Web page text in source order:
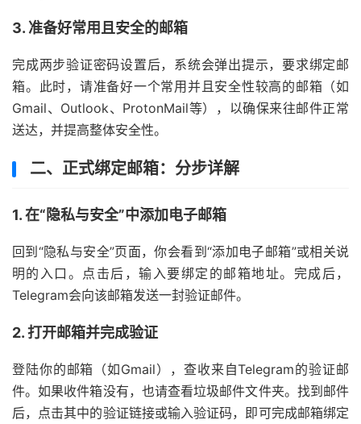
3. 准备好常用且安全的邮箱
完成两步验证密码设置后，系统会弹出提示，要求绑定邮
箱。此时，请准备好一个常用并且安全性较高的邮箱（如
Gmail、Outlook、ProtonMail等），以确保来往邮件正常
送达，并提高整体安全性。
二、正式绑定邮箱：分步详解
1. 在“隐私与安全”中添加电子邮箱
回到“隐私与安全”页面，你会看到“添加电子邮箱”或相关说
明的入口。点击后，输入要绑定的邮箱地址。完成后，
Telegram会向该邮箱发送一封验证邮件。
2. 打开邮箱并完成验证
登陆你的邮箱（如Gmail），查收来自Telegram的验证邮
件。如果收件箱没有，也请查看垃圾邮件文件夹。找到邮件
后，点击其中的验证链接或输入验证码，即可完成邮箱绑定